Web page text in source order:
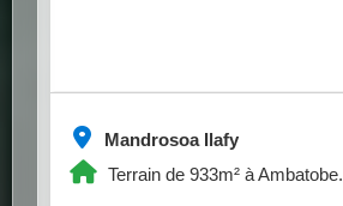
Mandrosoa Ilafy
Terrain de 933m² à Ambatobe.